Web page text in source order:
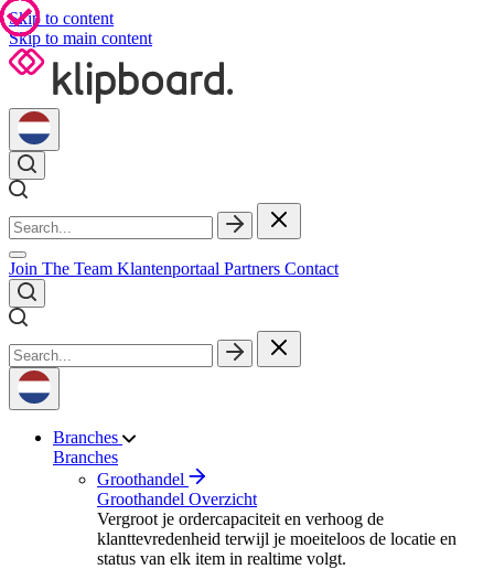
Skip to content
Skip to main content
Join The Team Klantenportaal Partners Contact
Branches
Branches
Groothandel
Groothandel Overzicht
Vergroot je ordercapaciteit en verhoog de
klanttevredenheid terwijl je moeiteloos de locatie en
status van elk item in realtime volgt.